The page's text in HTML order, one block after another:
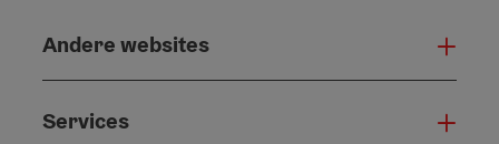
Andere websites
Services